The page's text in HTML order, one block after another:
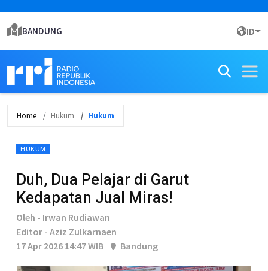
BANDUNG ID
Home Hukum Hukum
HUKUM
Duh, Dua Pelajar di Garut
Kedapatan Jual Miras!
Oleh - Irwan Rudiawan
Editor - Aziz Zulkarnaen
17 Apr 2026 14:47 WIB
Bandung